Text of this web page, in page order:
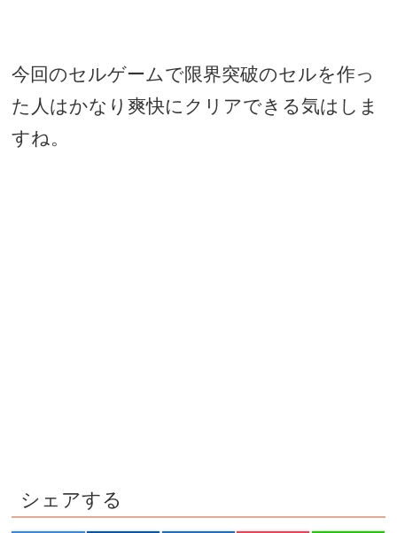
今回のセルゲームで限界突破のセルを作っ
た人はかなり爽快にクリアできる気はしま
すね。
シェアする